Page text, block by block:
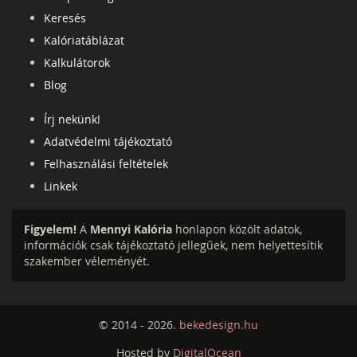
Keresés
Kalóriatáblázat
Kalkulátorok
Blog
Írj nekünk!
Adatvédelmi tájékoztató
Felhasználási feltételek
Linkek
Figyelem! A Mennyi Kalória honlapon közölt adatok,
információk csak tájékoztató jellegűek, nem helyettesítik
szakember véleményét.
© 2014 - 2026. bekedesign.hu
Hosted by DigitalOcean